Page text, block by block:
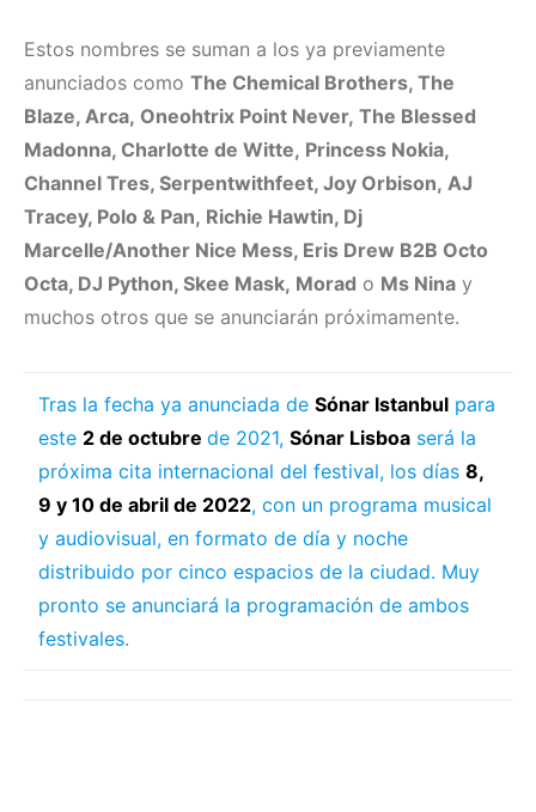
Estos nombres se suman a los ya previamente
anunciados como The Chemical Brothers, The
Blaze, Arca, Oneohtrix Point Never, The Blessed
Madonna, Charlotte de Witte, Princess Nokia,
Channel Tres, Serpentwithfeet, Joy Orbison, AJ
Tracey, Polo & Pan, Richie Hawtin, Dj
Marcelle/Another Nice Mess, Eris Drew B2B Octo
Octa, DJ Python, Skee Mask, Morad o Ms Nina y
muchos otros que se anunciarán próximamente.
Tras la fecha ya anunciada de Sónar Istanbul para
este 2 de octubre de 2021, Sónar Lisboa será la
próxima cita internacional del festival, los días 8,
9 y 10 de abril de 2022, con un programa musical
y audiovisual, en formato de día y noche
distribuido por cinco espacios de la ciudad. Muy
pronto se anunciará la programación de ambos
festivales.